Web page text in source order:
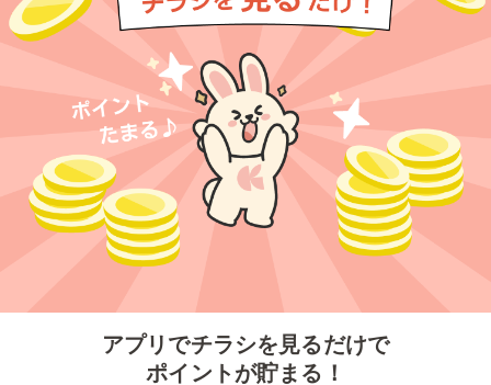
アプリでチラシを見るだけで
ポイントが貯まる！